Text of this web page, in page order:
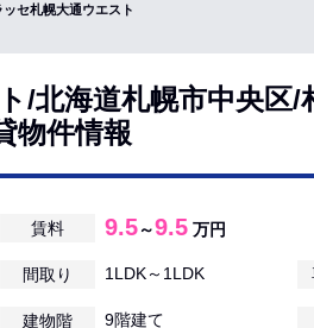
ッセ札幌大通ウエスト
/北海道札幌市中央区/
物件情報
賃料 9.5～9.5 万円
間取り 1LDK～1LDK
建物階 9階建て